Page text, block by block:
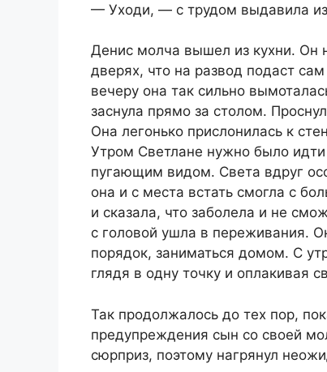
— Уходи, — с трудом выдавила из
Денис молча вышел из кухни. Он
дверях, что на развод подаст
вечеру она так сильно
заснула прямо за столом.
Она легонько прислонилась к
Утром Светлане нужно было
пугающим видом. Света вдруг
она и с места встать смогла с
и сказала, что заболела и не
с головой ушла в переживания.
порядок, заниматься домом. С
глядя в одну точку и оплакивая
Так продолжалось до тех пор,
предупреждения сын со своей
сюрприз, поэтому нагрянул